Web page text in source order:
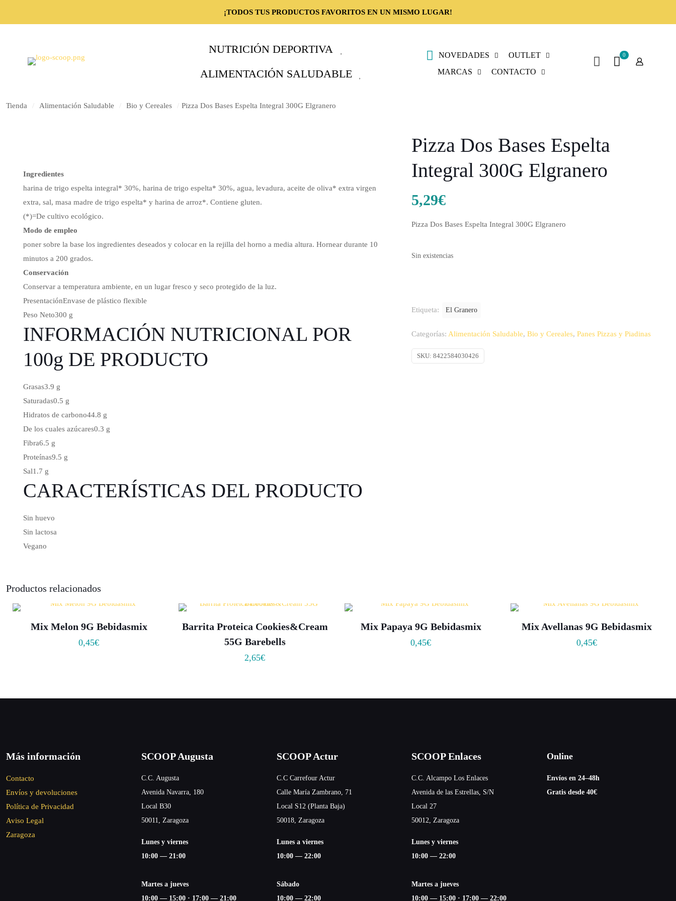
¡TODOS TUS PRODUCTOS FAVORITOS EN UN MISMO LUGAR!
NUTRICIÓN DEPORTIVA
ALIMENTACIÓN SALUDABLE
NOVEDADES
OUTLET
MARCAS
CONTACTO
0
Tienda Alimentación Saludable Bio y Cereales Pizza Dos Bases Espelta Integral 300G Elgranero
Ingredientes
harina de trigo espelta integral* 30%, harina de trigo espelta* 30%, agua, levadura, aceite de oliva* extra virgen
extra, sal, masa madre de trigo espelta* y harina de arroz*. Contiene gluten.
(*)=De cultivo ecológico.
Modo de empleo
poner sobre la base los ingredientes deseados y colocar en la rejilla del horno a media altura. Hornear durante 10
minutos a 200 grados.
Conservación
Conservar a temperatura ambiente, en un lugar fresco y seco protegido de la luz.
PresentaciónEnvase de plástico flexible
Peso Neto300 g
INFORMACIÓN NUTRICIONAL POR
100g DE PRODUCTO
Grasas3.9 g
Saturadas0.5 g
Hidratos de carbono44.8 g
De los cuales azúcares0.3 g
Fibra6.5 g
Proteínas9.5 g
Sal1.7 g
CARACTERÍSTICAS DEL PRODUCTO
Sin huevo
Sin lactosa
Vegano
Pizza Dos Bases Espelta
Integral 300G Elgranero
5,29€
Pizza Dos Bases Espelta Integral 300G Elgranero
Sin existencias
Etiqueta: El Granero
Categorías: Alimentación Saludable,Bio y Cereales,Panes Pizzas y Piadinas
SKU:8422584030426
Productos relacionados
Mix Melon 9G Bebidasmix
0,45€
Barrita Proteica Cookies&Cream
55G Barebells
2,65€
Mix Papaya 9G Bebidasmix
0,45€
Mix Avellanas 9G Bebidasmix
0,45€
Más información
Contacto
Envíos y devoluciones
Política de Privacidad
Aviso Legal
Zaragoza
SCOOP Augusta
C.C. Augusta
Avenida Navarra, 180
Local B30
50011, Zaragoza
Lunes y viernes
10:00 — 21:00
Martes a jueves
10:00 — 15:00 · 17:00 — 21:00
SCOOP Actur
C.C Carrefour Actur
Calle María Zambrano, 71
Local S12 (Planta Baja)
50018, Zaragoza
Lunes a viernes
10:00 — 22:00
Sábado
10:00 — 22:00
SCOOP Enlaces
C.C. Alcampo Los Enlaces
Avenida de las Estrellas, S/N
Local 27
50012, Zaragoza
Lunes y viernes
10:00 — 22:00
Martes a jueves
10:00 — 15:00 · 17:00 — 22:00
Online
Envíos en 24–48h
Gratis desde 40€